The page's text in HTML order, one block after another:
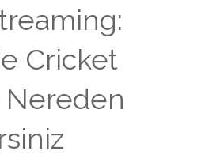
Cricket
Nereden